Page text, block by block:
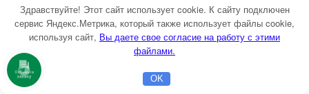
РОЛЬ МАРКЕТИНГОВОГО ОТДЕЛА
ОРГАНИЗАЦИИ
Роль маркетингового отдела в организации является
Здравствуйте! Этот сайт использует cookie. К сайту подключен
сервис Яндекс.Метрика, который также использует файлы cookie,
используя сайт, ы даете свое согласие на работу с этими
файлами.
OK
Оставьте
заявку